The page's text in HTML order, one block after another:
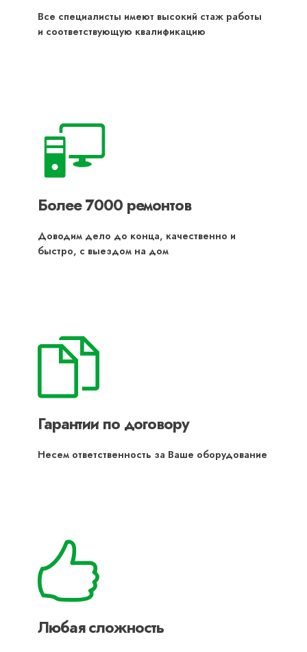
Все специалисты имеют высокий стаж работы
и соответствующую квалификацию
Более 7000 ремонтов
Доводим дело до конца, качественно и
быстро, с выездом на дом
Гарантии по договору
Несем ответственность за Ваше оборудование
Любая сложность